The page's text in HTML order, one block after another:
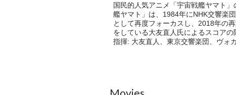
国民的人気アニメ「宇宙戦艦ヤマト
艦ヤマト」は、1984年にNHK交響楽
として再度フォーカスし、2018年の
をしている大友直人氏によるスコア
指揮: 大友直人、東京交響楽団、ヴォ